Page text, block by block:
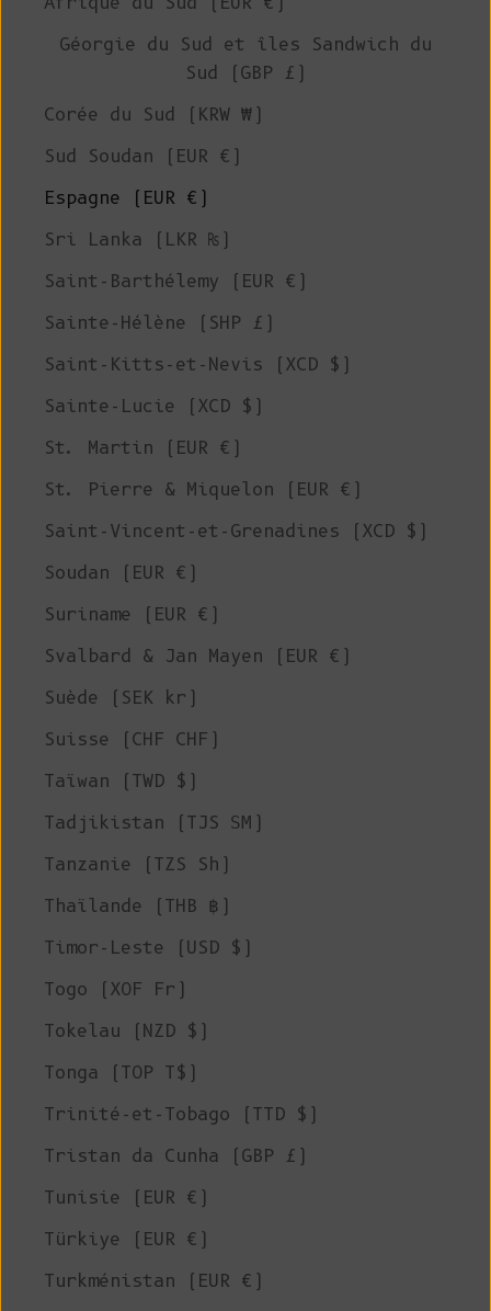
Géorgie du Sud et îles Sandwich du
Sud (GBP £)
Corée du Sud (KRW ₩)
Sud Soudan (EUR €)
Espagne (EUR €)
Sri Lanka (LKR ₨)
Saint-Barthélemy (EUR €)
Sainte-Hélène (SHP £)
Saint-Kitts-et-Nevis (XCD $)
Sainte-Lucie (XCD $)
St. Martin (EUR €)
St. Pierre & Miquelon (EUR €)
Saint-Vincent-et-Grenadines (XCD $)
Soudan (EUR €)
Suriname (EUR €)
Svalbard & Jan Mayen (EUR €)
Suède (SEK kr)
Suisse (CHF CHF)
Taïwan (TWD $)
Tadjikistan (TJS ЅМ)
Tanzanie (TZS Sh)
Thaïlande (THB ฿)
Timor-Leste (USD $)
Togo (XOF Fr)
Tokelau (NZD $)
Tonga (TOP T$)
Trinité-et-Tobago (TTD $)
Tristan da Cunha (GBP £)
Tunisie (EUR €)
Türkiye (EUR €)
Turkménistan (EUR €)